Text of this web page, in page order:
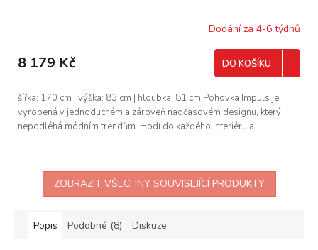
Dodání za 4-6 týdnů
8 179 Kč DO KOŠÍKU
šířka: 170 cm | výška: 83 cm | hloubka: 81 cm Pohovka Impuls je
vyrobená v jednoduchém a zároveň nadčasovém designu, který
nepodléhá módním trendům. Hodí do každého interiéru a...
ZOBRAZIT VŠECHNY SOUVISEJÍCÍ PRODUKTY
Popis Podobné (8) Diskuze